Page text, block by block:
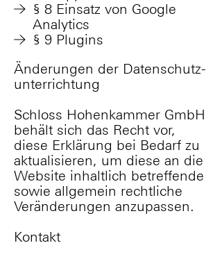
Informationen
FAQs
Checklisten
Studio 1
Blog
Partner
Impressum
§ 8 Einsatz von Google
Analytics
§ 9 Plugins
Änderungen der Daten­schutz­
unter­rich­tung
Schloss Hohenkammer GmbH
be­hält sich das Recht vor,
diese Er­klä­rung bei Be­darf zu
aktu­a­li­sie­ren, um diese an die
Web­site in­halt­lich be­tref­fen­de
so­wie all­ge­mein recht­li­che
Ver­än­de­run­gen an­zu­passen.
Kontakt